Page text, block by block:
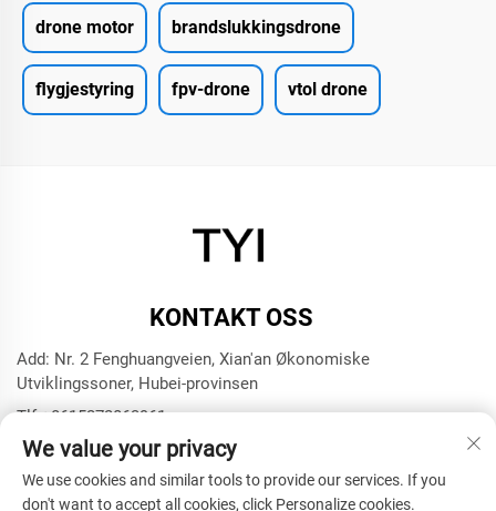
drone motor brandslukkingsdrone
flygjestyring fpv-drone vtol drone
KONTAKT OSS
Add: Nr. 2 Fenghuangveien, Xian'an Økonomiske
Utviklingssoner, Hubei-provinsen
Tlf:+8615272063961
E-post:[email protected]
We value your privacy
We use cookies and similar tools to provide our services. If you
don't want to accept all cookies, click Personalize cookies.